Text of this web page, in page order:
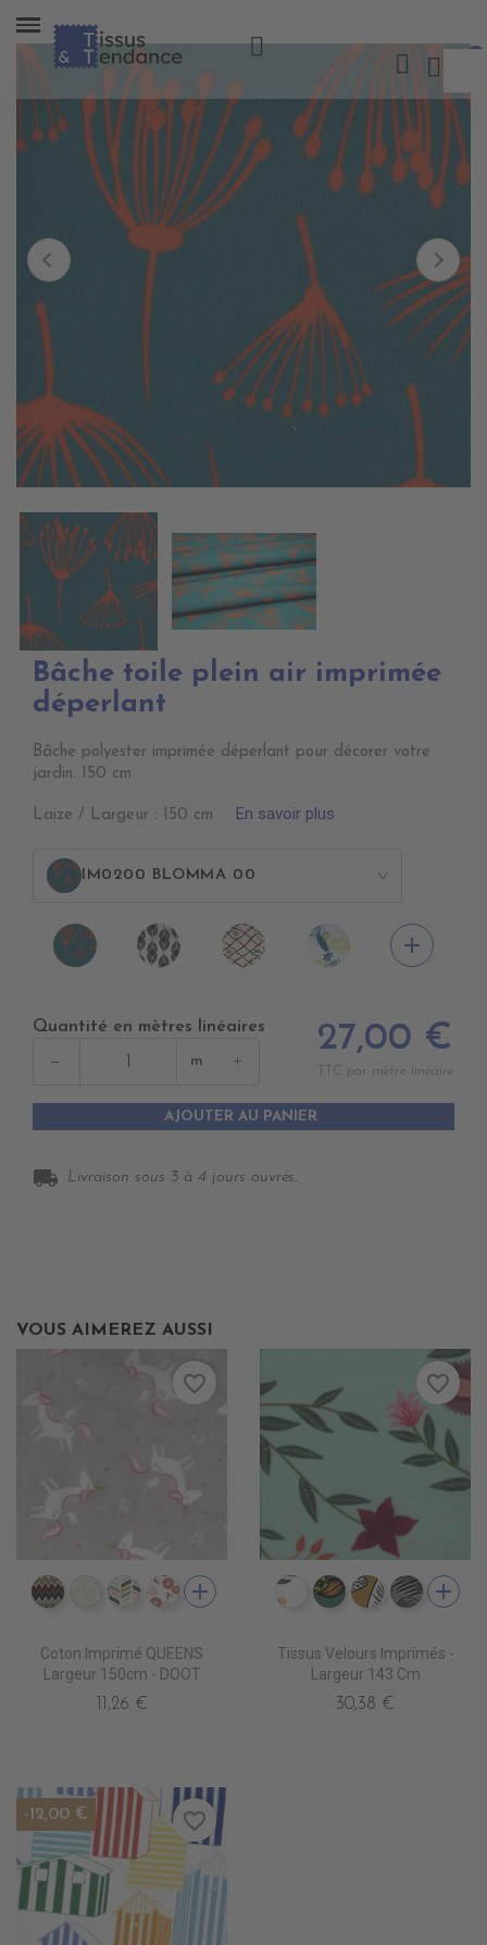
Bâche toile plein air imprimée
déperlant
Bâche polyester imprimée déperlant pour décorer votre
jardin. 150 cm
Laize / Largeur : 150 cm En savoir plus
IM0200 BLOMMA 00 >
IM0200
BLOMMA
IM0300
NAIROBI
IM0400
BERBERE
IM0503
ALOHA add
Quantité en mètres linéaires
− m +
27,00 €
TTC par mètre linéaire
AJOUTER AU PANIER
local_shipping Livraison sous 3 à 4 jours ouvrés.
VOUS AIMEREZ AUSSI
CI0007 EDALI
CI0011 CASUAL BEIGE
CI0017 FULHAM
CI0018 NOSHIRO
add
Coton Imprimé QUEENS
Largeur 150cm - DOOT
11,26 €
favorite_border
IV0110 ALIGARH
IV0131 KOCHI
IV0122IV0123
add
Tissus Velours Imprimés -
Largeur 143 Cm
30,38 €
favorite_border
-12,00 € favorite_border